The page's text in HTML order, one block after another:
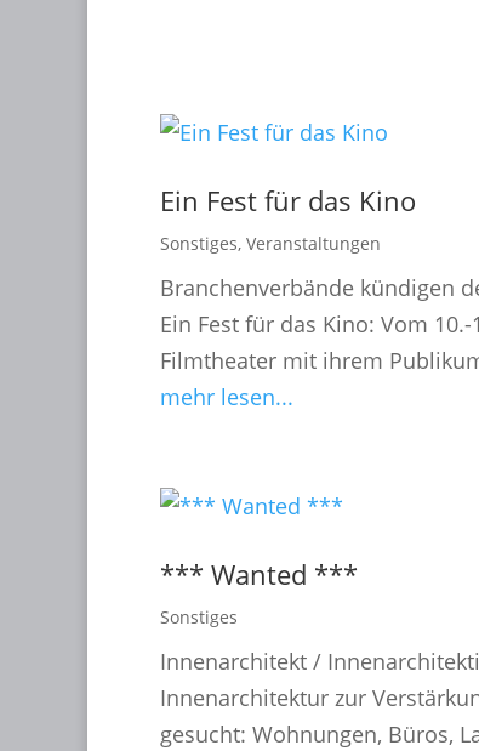
Ein Fest für das Kino
Sonstiges, Veranstaltungen
Branchenverbände kündigen
Ein Fest für das Kino: Vom
Filmtheater mit ihrem
mehr lesen...
*** Wanted ***
Sonstiges
Innenarchitekt /
Innenarchitektur zur
gesucht: Wohnungen, Büros,